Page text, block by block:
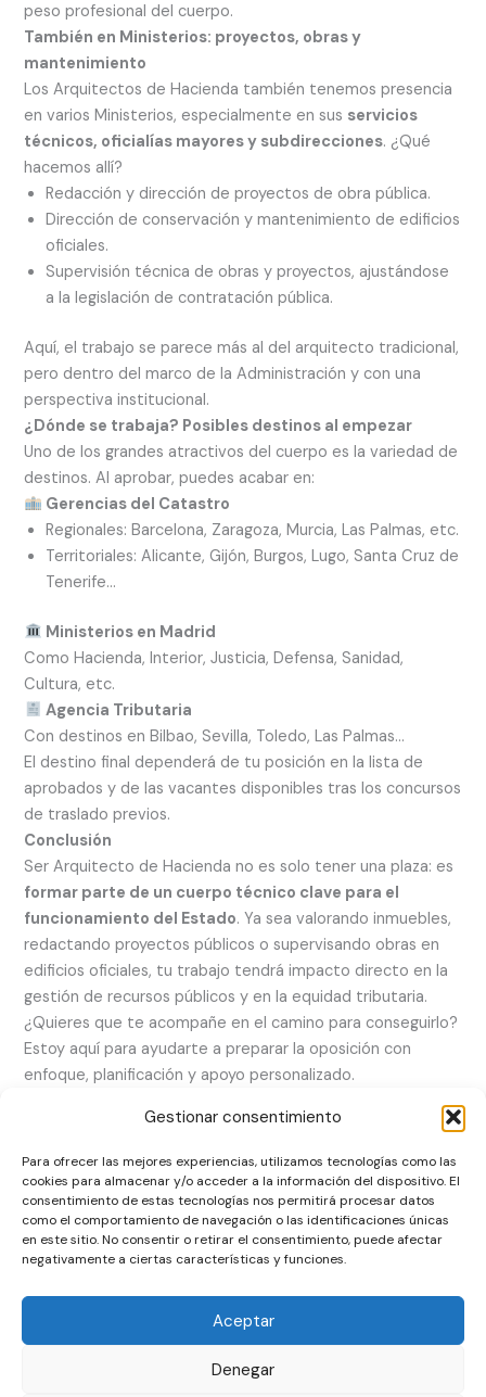
Gestionar consentimiento
Para ofrecer las mejores experiencias, utilizamos tecnologías como las
cookies para almacenar y/o acceder a la información del dispositivo. El
consentimiento de estas tecnologías nos permitirá procesar datos
como el comportamiento de navegación o las identificaciones únicas
en este sitio. No consentir o retirar el consentimiento, puede afectar
negativamente a ciertas características y funciones.
Aceptar
Denegar
peso profesional del cuerpo.
También en Ministerios: proyectos, obras y
mantenimiento
Los Arquitectos de Hacienda también tenemos presencia
en varios Ministerios, especialmente en sus servicios
técnicos, oficialías mayores y subdirecciones. ¿Qué
hacemos allí?
Redacción y dirección de proyectos de obra pública.
Dirección de conservación y mantenimiento de edificios
oficiales.
Supervisión técnica de obras y proyectos, ajustándose
a la legislación de contratación pública.
Aquí, el trabajo se parece más al del arquitecto tradicional,
pero dentro del marco de la Administración y con una
perspectiva institucional.
¿Dónde se trabaja? Posibles destinos al empezar
Uno de los grandes atractivos del cuerpo es la variedad de
destinos. Al aprobar, puedes acabar en:
Gerencias del Catastro
Regionales: Barcelona, Zaragoza, Murcia, Las Palmas, etc.
Territoriales: Alicante, Gijón, Burgos, Lugo, Santa Cruz de
Tenerife…
Ministerios en Madrid
Como Hacienda, Interior, Justicia, Defensa, Sanidad,
Cultura, etc.
Agencia Tributaria
Con destinos en Bilbao, Sevilla, Toledo, Las Palmas…
El destino final dependerá de tu posición en la lista de
aprobados y de las vacantes disponibles tras los concursos
de traslado previos.
Conclusión
Ser Arquitecto de Hacienda no es solo tener una plaza: es
formar parte de un cuerpo técnico clave para el
funcionamiento del Estado. Ya sea valorando inmuebles,
redactando proyectos públicos o supervisando obras en
edificios oficiales, tu trabajo tendrá impacto directo en la
gestión de recursos públicos y en la equidad tributaria.
¿Quieres que te acompañe en el camino para conseguirlo?
Estoy aquí para ayudarte a preparar la oposición con
enfoque, planificación y apoyo personalizado.
←Entrada anterior Entrada siguiente
| Jose Sanchez Fernandez
Política de Privacidad